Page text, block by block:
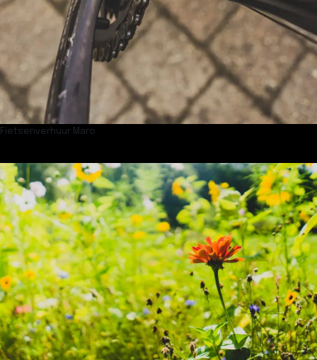
Fietsenverhuur Maro